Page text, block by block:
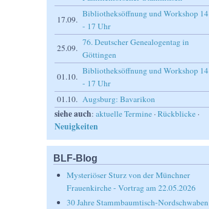
17.09.
Bibliotheksöffnung und Workshop 14
- 17 Uhr
25.09.
76. Deutscher Genealogentag in
Göttingen
01.10.
Bibliotheksöffnung und Workshop 14
- 17 Uhr
01.10. Augsburg: Bavarikon
siehe auch:aktuelle Termine ·Rückblicke ·
Neuigkeiten
BLF-Blog
Mysteriöser Sturz von der Münchner
Frauenkirche - Vortrag am 22.05.2026
30 Jahre Stammbaumtisch-Nordschwaben